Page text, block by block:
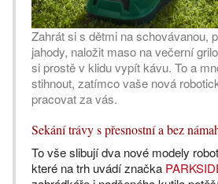
Zahrát si s dětmi na schovávanou,
jahody, naložit maso na večerní
si prostě v klidu vypít kávu. To a
stihnout, zatímco vaše nová
pracovat za vás.
Sekání trávy s přesnostní a bez
To vše slibují dva nové modely
které na trh uvádí značka